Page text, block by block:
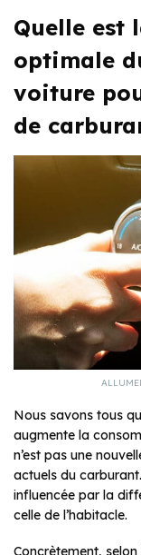
Quelle est
optimale
voiture
de
Nous savons tous
augmente la
n’est pas une
actuels du
influencée par la
celle de l’habitacle.
Concrètement,